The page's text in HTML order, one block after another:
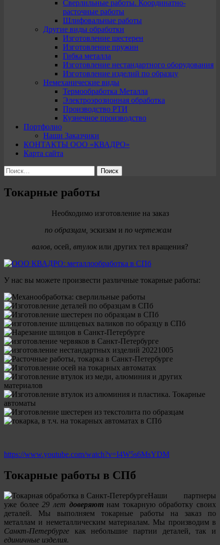
Сверлильные работы. Координатно-
расточные работы
Шлифовальные работы
Другие виды обработки
Изготовление шестерен
Изготовление пружин
Гибка металла
Изготовление нестандартного оборудования
Изготовление изделий по образцу
Немеханические виды
Термообработка Металла
Электроэрозионная обработка
Производство РТИ
Кузнечное производство
Портфолио
Наши Заказчики
КОНТАКТЫ ООО «КВАДРО»
Карта сайта
Найти:
Токарные работы
Необходимо изготовление на заказ
по образцам, эскизам и по чертежам
валов, осей, втулок или других тел вращения?
У нас вы можете произвести различные токарные работы:
https://www.youtube.com/watch?v=I4W5s6MsYDM
Токарные работы в СПб
Наши партнеры
уже более29 лет доверяютнам токарную обработку своих
деталей. Мы выполняем токарные работы на заказ по
металлам и неметаллическим материалам. Мы производим в
Санкт-Петербурге как небольшие партии деталей, так и
единичные изделия.